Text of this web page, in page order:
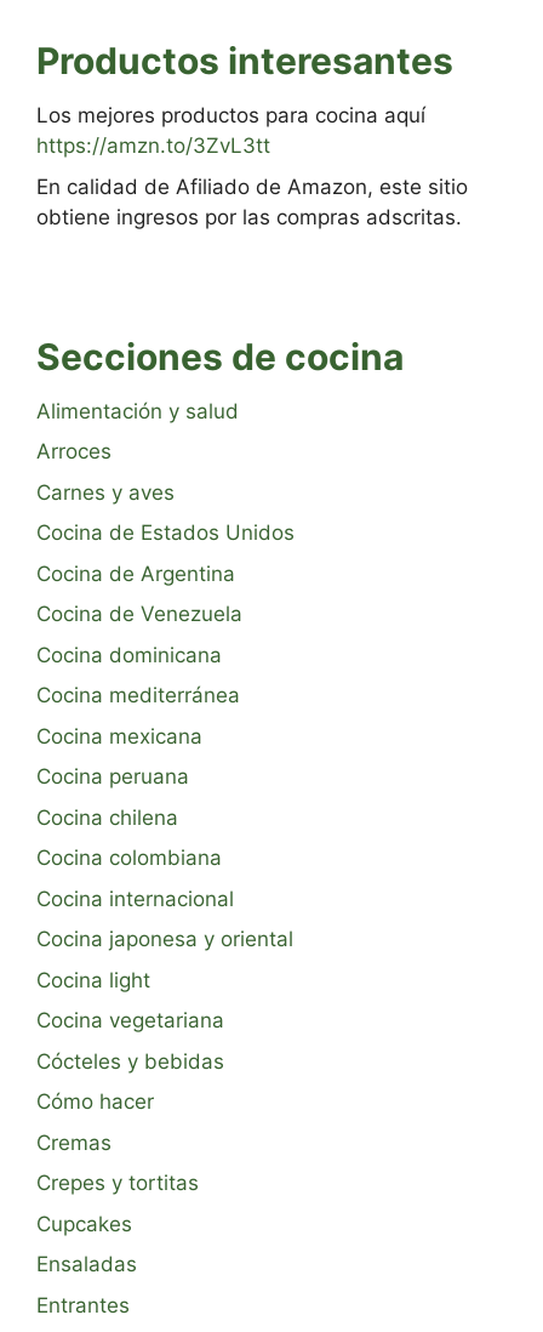
Productos interesantes
Los mejores productos para cocina aquí
https://amzn.to/3ZvL3tt
En calidad de Afiliado de Amazon, este sitio
obtiene ingresos por las compras adscritas.
Secciones de cocina
Alimentación y salud
Arroces
Carnes y aves
Cocina de Estados Unidos
Cocina de Argentina
Cocina de Venezuela
Cocina dominicana
Cocina mediterránea
Cocina mexicana
Cocina peruana
Cocina chilena
Cocina colombiana
Cocina internacional
Cocina japonesa y oriental
Cocina light
Cocina vegetariana
Cócteles y bebidas
Cómo hacer
Cremas
Crepes y tortitas
Cupcakes
Ensaladas
Entrantes